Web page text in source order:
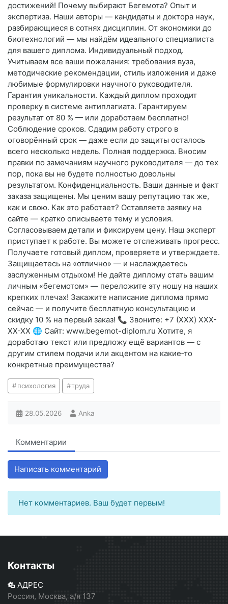
достижений! Почему выбирают Бегемота? Опыт и
экспертиза. Наши авторы — кандидаты и доктора наук,
разбирающиеся в сотнях дисциплин. От экономики до
биотехнологий — мы найдём идеального специалиста
для вашего диплома. Индивидуальный подход.
Учитываем все ваши пожелания: требования вуза,
методические рекомендации, стиль изложения и даже
любимые формулировки научного руководителя.
Гарантия уникальности. Каждый диплом проходит
проверку в системе антиплагиата. Гарантируем
результат от 80 % — или доработаем бесплатно!
Соблюдение сроков. Сдадим работу строго в
оговорённый срок — даже если до защиты осталось
всего несколько недель. Полная поддержка. Вносим
правки по замечаниям научного руководителя — до тех
пор, пока вы не будете полностью довольны
результатом. Конфиденциальность. Ваши данные и факт
заказа защищены. Мы ценим вашу репутацию так же,
как и свою. Как это работает? Оставляете заявку на
сайте — кратко описываете тему и условия.
Согласовываем детали и фиксируем цену. Наш эксперт
приступает к работе. Вы можете отслеживать прогресс.
Получаете готовый диплом, проверяете и утверждаете.
Защищаетесь на «отлично» — и наслаждаетесь
заслуженным отдыхом! Не дайте диплому стать вашим
личным «бегемотом» — переложите эту ношу на наших
крепких плечах! Закажите написание диплома прямо
сейчас — и получите бесплатную консультацию и
скидку 10 % на первый заказ! 📞 Звоните: +7 (XXX) XXX-
XX-XX 🌐 Сайт: www.begemot-diplom.ru Хотите, я
доработаю текст или предложу ещё вариантов — с
другим стилем подачи или акцентом на какие‑то
конкретные преимущества?
психология труда
28.05.2026 Anka
Комментарии
Написать комментарий
Нет комментариев. Ваш будет первым!
Контакты
АДРЕС
Россия, Москва, а/я 137